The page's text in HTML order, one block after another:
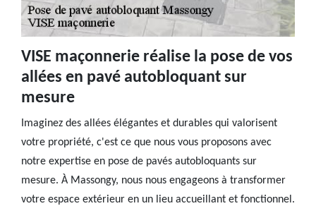
VISE maçonnerie réalise la pose de vos
allées en pavé autobloquant sur
mesure
Imaginez des allées élégantes et durables qui valorisent
votre propriété, c'est ce que nous vous proposons avec
notre expertise en pose de pavés autobloquants sur
mesure. À Massongy, nous nous engageons à transformer
votre espace extérieur en un lieu accueillant et fonctionnel.